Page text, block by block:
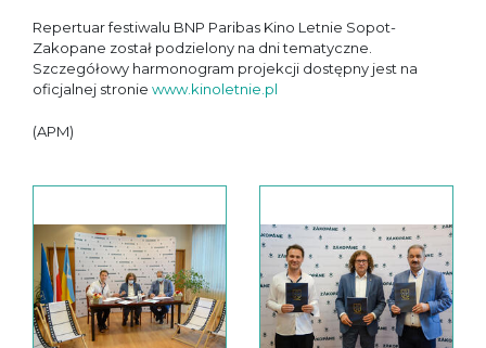
Repertuar festiwalu BNP Paribas Kino Letnie Sopot-
Zakopane został podzielony na dni tematyczne.
Szczegółowy harmonogram projekcji dostępny jest na
oficjalnej stronie www.kinoletnie.pl
(APM)